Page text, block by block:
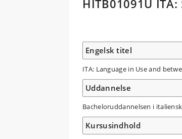
HITB01091U
Engelsk titel
ITA: Language in Use and
Uddannelse
Bacheloruddannelsen i
Kursusindhold